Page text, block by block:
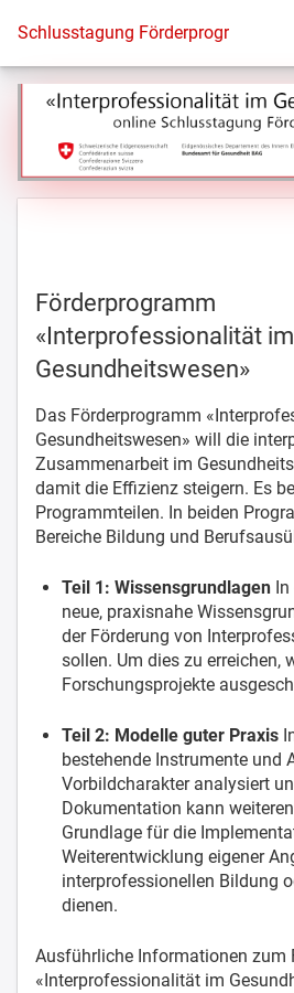
Zur Startseite
Schlusstagung Förderprogramm
Förderprogramm
«Interprofessionalität im
Gesundheitswesen»
Das Förderprogramm
Gesundheitswesen» will die
Zusammenarbeit im
damit die Effizienz steigern. Es
Programmteilen. In beiden
Bereiche Bildung und
Teil 1: Wissensgrundlagen
neue, praxisnahe
der Förderung von
sollen. Um dies zu erreichen,
Forschungsprojekte
Teil 2: Modelle guter Praxis
bestehende Instrumente und
Vorbildcharakter analysiert
Dokumentation kann
Grundlage für die
Weiterentwicklung eigener
interprofessionellen Bildung
dienen.
Ausführliche Informationen zum
«Interprofessionalität im